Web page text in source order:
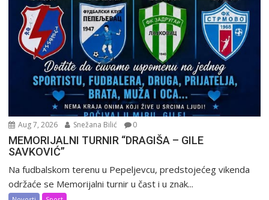
Aug 7, 2026 Snežana Bilić 0
MEMORIJALNI TURNIR “DRAGIŠA – GILE
SAVKOVIĆ”
Na fudbalskom terenu u Pepeljevcu, predstojećeg vikenda
održaće se Memorijalni turnir u čast i u znak...